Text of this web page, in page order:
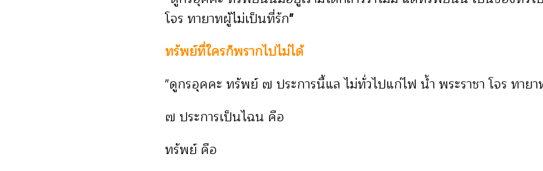
โจร ทายาทผู้ไม่เป็นที่รัก"
ทรัพย์ที่ใครก็พรากไปไม่ได้
"ดูกรอุคคะ ทรัพย์ ๗ ประการนี้แล ไม่ทั่วไปแก่ไฟ น้ำ พระราชา โจร ทาย
๗ ประการเป็นไฉน คือ
ทรัพย์ คือ